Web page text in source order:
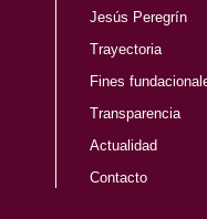
Jesús Peregrín
Trayectoria
Fines
Transparencia
Actualidad
Contacto